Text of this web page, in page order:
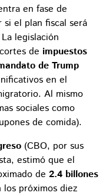
en fase de
el plan fiscal será
legislación
de impuestos
de Trump
en el
Al mismo
sociales como
de comida).
(CBO, por sus
estimó que el
de 2.4 billones
los próximos diez